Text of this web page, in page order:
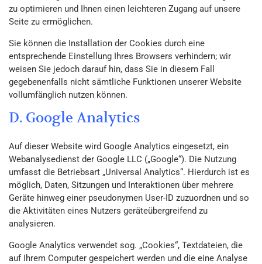
zu optimieren und Ihnen einen leichteren Zugang auf unsere
Seite zu ermöglichen.
Sie können die Installation der Cookies durch eine
entsprechende Einstellung Ihres Browsers verhindern; wir
weisen Sie jedoch darauf hin, dass Sie in diesem Fall
gegebenenfalls nicht sämtliche Funktionen unserer Website
vollumfänglich nutzen können.
D. Google Analytics
Auf dieser Website wird Google Analytics eingesetzt, ein
Webanalysedienst der Google LLC („Google“). Die Nutzung
umfasst die Betriebsart „Universal Analytics“. Hierdurch ist es
möglich, Daten, Sitzungen und Interaktionen über mehrere
Geräte hinweg einer pseudonymen User-ID zuzuordnen und so
die Aktivitäten eines Nutzers geräteübergreifend zu
analysieren.
Google Analytics verwendet sog. „Cookies“, Textdateien, die
auf Ihrem Computer gespeichert werden und die eine Analyse